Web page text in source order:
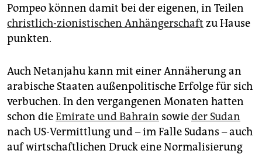
Pompeo können damit bei der eigenen, in Teilen
christlich-zionistischen Anhängerschaft zu Hause
punkten.
Auch Netanjahu kann mit einer Annäherung an
arabische Staaten außenpolitische Erfolge für sich
verbuchen. In den vergangenen Monaten hatten
schon dieEmirate und Bahrain sowieder Sudan
nach US-Vermittlung und – im Falle Sudans – auch
auf wirtschaftlichen Druck eine Normalisierung